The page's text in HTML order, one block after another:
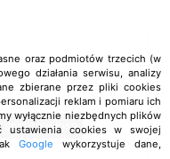
analiza włosa
oraz podmiotów trzecich (w
działania serwisu, analizy
zbierane przez pliki cookies
reklam i pomiaru ich
wyłącznie niezbędnych plików
ustawienia cookies w swojej
Google wykorzystuje dane,